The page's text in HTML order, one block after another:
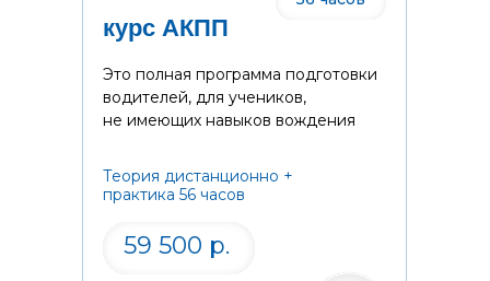
курс АКПП
Это полная программа подготовки
водителей, для учеников,
не имеющих навыков вождения
59 500 р.
Теория дистанционно +
практика 56 часов